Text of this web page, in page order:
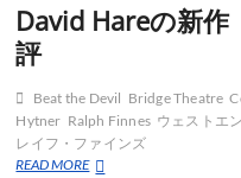
David Hareの新
評
Beat the Devil Bridge Theatre
Hytner Ralph Finnes ウェストエ
レイフ・ファインズ
READ MOREDavid